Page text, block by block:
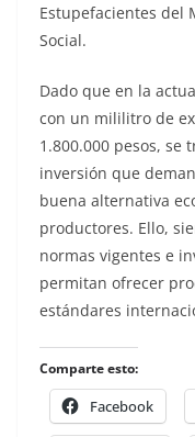
Estupefacientes del
Social.
Dado que en la
con un mililitro de
1.800.000 pesos, se
inversión que
buena alternativa
productores. Ello,
normas vigentes e
permitan ofrecer
estándares
Comparte esto:
Facebook